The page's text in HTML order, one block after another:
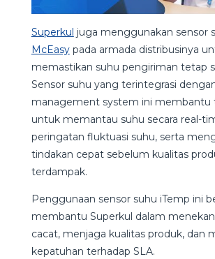
Superkul juga menggunakan sensor
McEasypada armada distribusinya
memastikan suhu pengiriman tetap
Sensor suhu yang terintegrasi
management system ini membantu
untuk memantau suhu secara real-
peringatan fluktuasi suhu, serta
tindakan cepat sebelum kualitas
terdampak.
Penggunaan sensor suhu iTemp ini
membantu Superkul dalam
cacat, menjaga kualitas produk, dan
kepatuhan terhadap SLA.